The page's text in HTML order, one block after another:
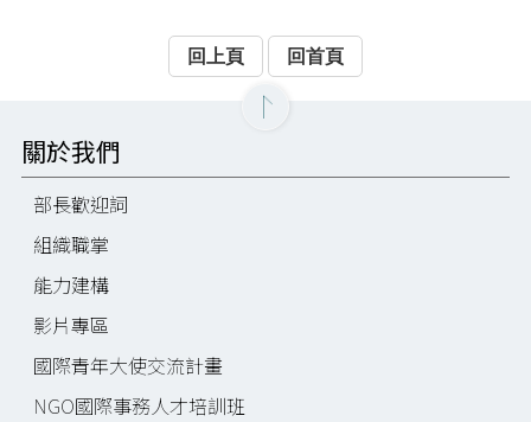
回上頁 回首頁
關於我們
部長歡迎詞
組織職掌
能力建構
影片專區
國際青年大使交流計畫
NGO國際事務人才培訓班